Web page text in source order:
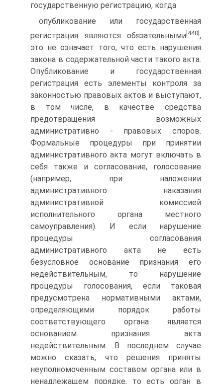
государственную регистрацию, когда
опубликование или государственная
регистрация являются обязательными [440],
это не означает того, что есть нарушения
закона в содержательной части такого акта.
Опубликование и государственная
регистрация есть элементы контроля за
законностью правовых актов и выступают,
в том числе, в качестве средства
предотвращения возможных
административно - правовых споров.
Формальные процедуры при принятии
административного акта могут включать в
себя также и согласование, голосование
(например, при наложении
административного наказания
административной комиссией
исполнительного органа местного
самоуправления). И если нарушение
процедуры согласования
административного акта не есть
безусловное основание признания его
недействительным, то нарушение
процедуры голосования, если таковая
предусмотрена нормативными актами,
определяющими порядок работы
соответствующего органа является
основанием признания акта
недействительным. В последнем случае
можно сказать, что решения приняты
неуполномоченным составом органа или в
ненадлежащем порядке, то есть орган в